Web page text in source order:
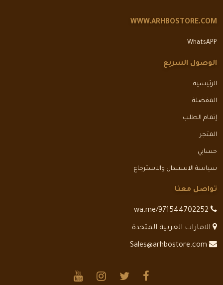
WWW.ARHBOSTORE.COM
WhatsAPP
الوصول السريع
الرئيسية
المفضلة
إتمام الطلب
المتجر
حسابي
سياسة الاستبدال والاسترجاع
تواصل معنا
الامارات العربية المتحدة